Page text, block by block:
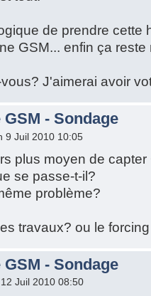
de prendre cette
GSM... enfin ça
J'aimerai avoir
- Sondage
9 Juil 2010 10:05
plus moyen de
se passe-t-il?
problème?
travaux? ou le
- Sondage
Juil 2010 08:50